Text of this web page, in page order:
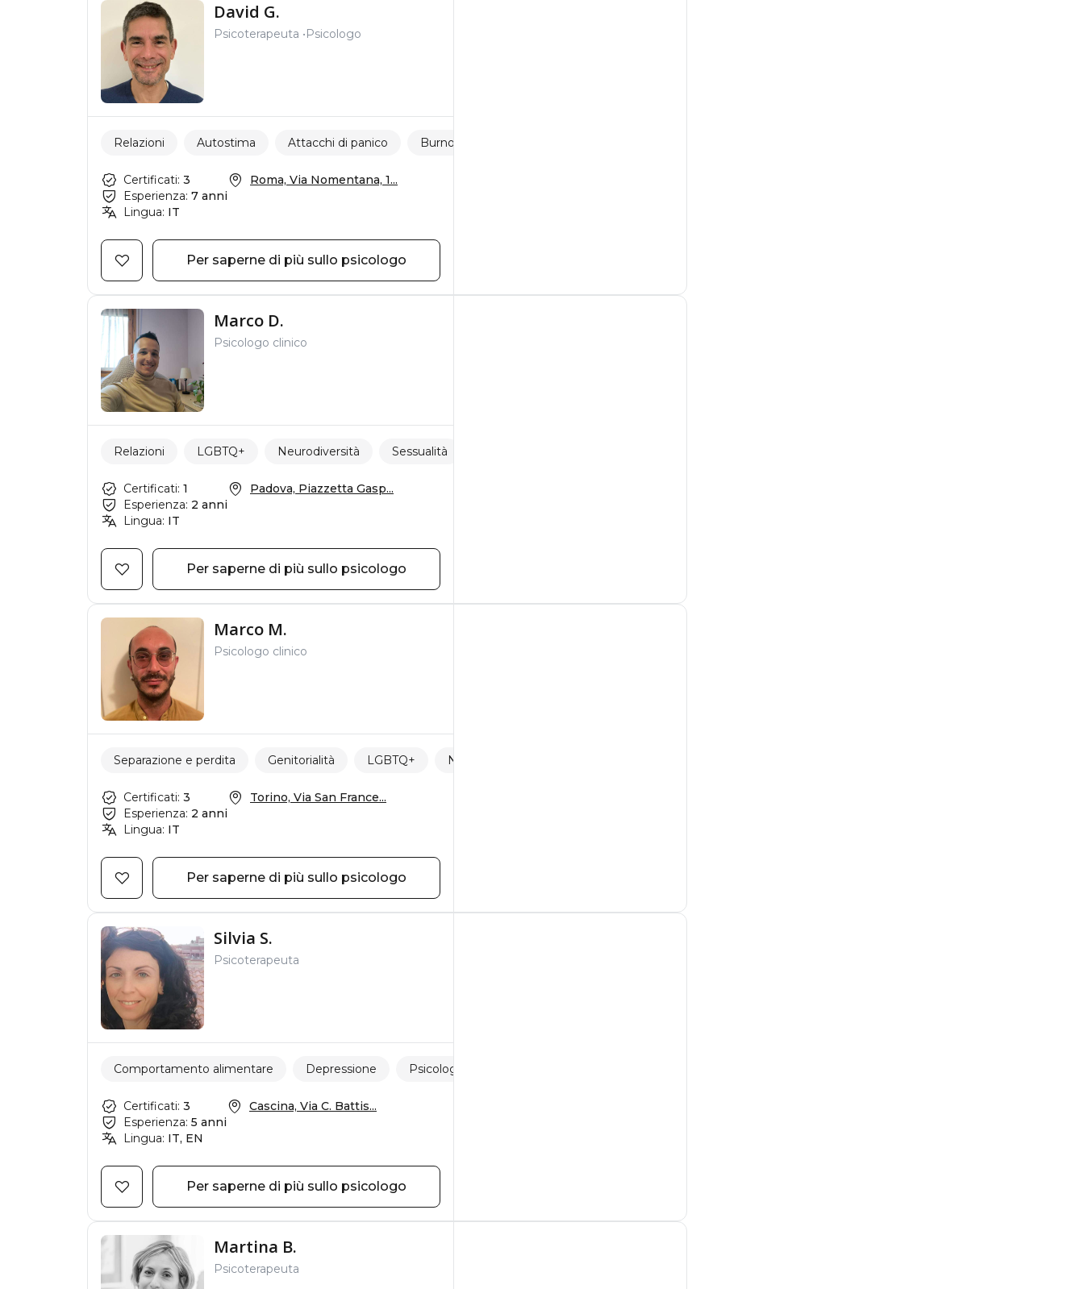
David G.
Psicoterapeuta Psicologo
Relazioni Autostima Attacchi di panico Burnout
Certificati: 3
Esperienza: 7 anni
Lingua: IT
Roma, Via Nomentana, 1...
Per saperne di più sullo psicologo
Marco D.
Psicologo clinico
Relazioni LGBTQ+ Neurodiversità Sessualità
Certificati: 1
Esperienza: 2 anni
Lingua: IT
Padova, Piazzetta Gasp...
Per saperne di più sullo psicologo
Marco M.
Psicologo clinico
Separazione e perdita Genitorialità LGBTQ+ Neurodiversità
Certificati: 3
Esperienza: 2 anni
Lingua: IT
Torino, Via San France...
Per saperne di più sullo psicologo
Silvia S.
Psicoterapeuta
Comportamento alimentare Depressione Psicologia dell'adolescente
Certificati: 3
Esperienza: 5 anni
Lingua: IT, EN
Cascina, Via C. Battis...
Per saperne di più sullo psicologo
Martina B.
Psicoterapeuta